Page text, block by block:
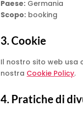
Paese: Germania
Scopo: booking
3. Cookie
Il nostro sito web usa
nostra Cookie Policy.
4. Pratiche di